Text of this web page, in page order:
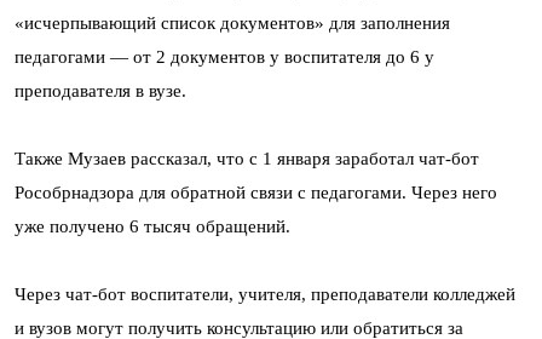
«исчерпывающий список документов» для заполнения
педагогами — от 2 документов у воспитателя до 6 у
преподавателя в вузе.
Также Музаев рассказал, что с 1 января заработал чат-бот
Рособрнадзора для обратной связи с педагогами. Через него
уже получено 6 тысяч обращений.
Через чат-бот воспитатели, учителя, преподаватели колледжей
и вузов могут получить консультацию или обратиться за